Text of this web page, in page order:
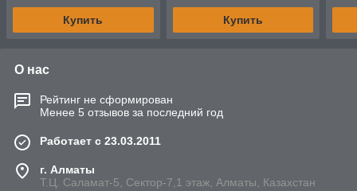
Купить Купить
О нас
Рейтинг не сформирован
Менее 5 отзывов за последний год
Работает с 23.03.2011
г. Алматы
Т.Ц. Саламат-5, Cектор-7,1 этаж, Алматы, Казахстан